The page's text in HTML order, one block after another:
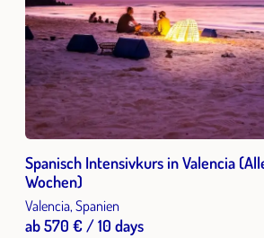
Spanisch Intensivkurs in Valencia
Wochen)
Valencia, Spanien
ab 570 € / 10 days